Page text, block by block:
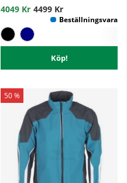
4049 Kr 4499 Kr
Köp!
50 %